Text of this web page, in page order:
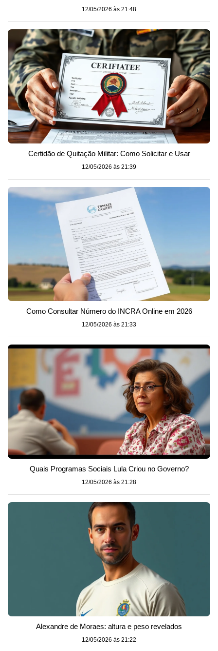
12/05/2026 às 21:48
Certidão de Quitação Militar: Como Solicitar e Usar
12/05/2026 às 21:39
Como Consultar Número do INCRA Online em 2026
12/05/2026 às 21:33
Quais Programas Sociais Lula Criou no Governo?
12/05/2026 às 21:28
Alexandre de Moraes: altura e peso revelados
12/05/2026 às 21:22